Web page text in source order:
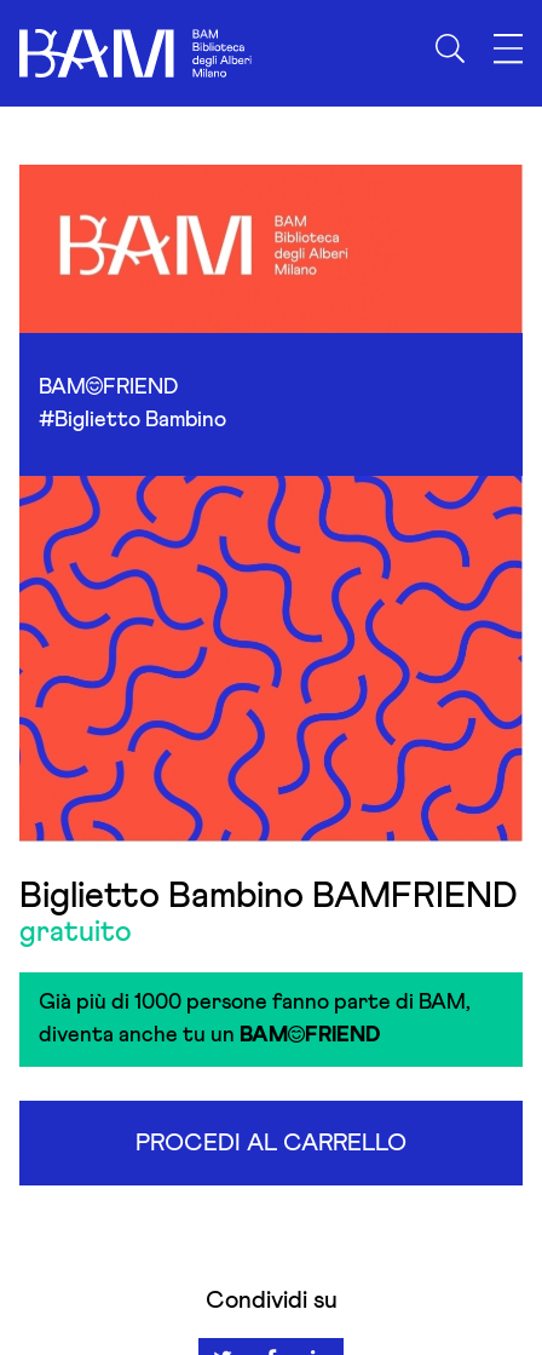
BAM
FRIEND
#Biglietto Bambino
Biglietto Bambino BAMFRIEND
gratuito
Già più di 1000 persone fanno parte di BAM,
diventa anche tu un BAM FRIEND
PROCEDI AL CARRELLO
Condividi su